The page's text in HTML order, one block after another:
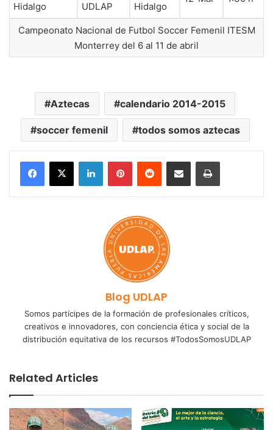
Hidalgo UDLAP Hidalgo
Campeonato Nacional de Futbol Soccer Femenil ITESM
Monterrey del 6 al 11 de abril
Aztecas calendario 2014-2015
soccer femenil todos somos aztecas
LinkedInPinterestReddit Share via Email Print
Blog UDLAP
Somos partícipes de la formación de profesionales críticos,
creativos e innovadores, con conciencia ética y social de la
distribución equitativa de los recursos #TodosSomosUDLAP
Related Articles